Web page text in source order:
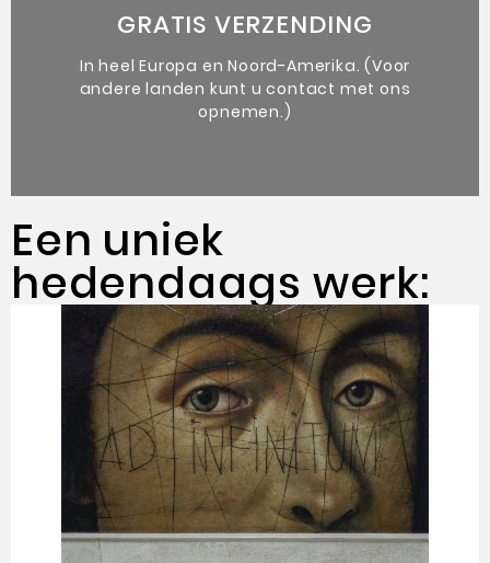
GRATIS VERZENDING
In heel Europa en Noord-Amerika. (Voor
andere landen kunt u contact met ons
opnemen.)
Unieke originele kunstwerken
Een uniek
hedendaags werk: